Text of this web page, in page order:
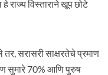
राज्य विस्ताराने खूप छोटे
तर, सरासरी साक्षरतेचे प्रमाण
सुमारे 70% आणि पुरुष